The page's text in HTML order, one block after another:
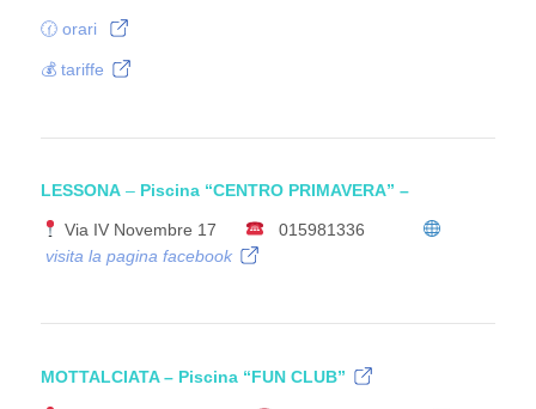
🕜 orari
💰 tariffe
LESSONA – Piscina “CENTRO PRIMAVERA” –
Via IV Novembre 17
015981336
visita la pagina facebook
MOTTALCIATA – Piscina “FUN CLUB”